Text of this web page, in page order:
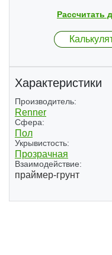
Рассчитать
Характеристики
Производитель:
Renner
Сфера:
Пол
Укрывистость:
Прозрачная
Взаимодействие:
праймер-грунт